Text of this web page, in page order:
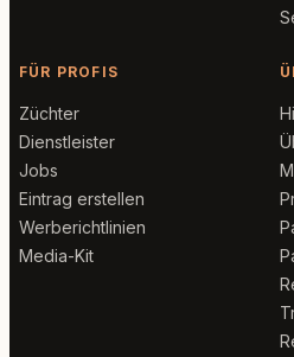
FÜR PROFIS
Züchter
Dienstleister
Jobs
Eintrag erstellen
Werberichtlinien
Media-Kit